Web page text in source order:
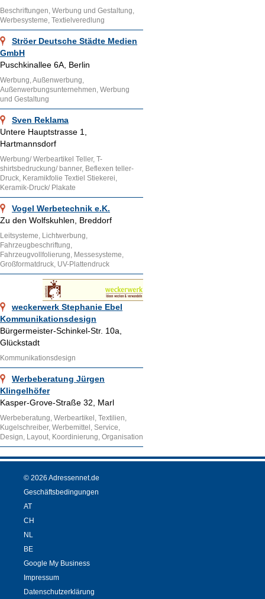
Beschriftungen, Werbung und Gestaltung,
Werbesysteme, Textielveredlung
Ströer Deutsche Städte Medien
GmbH
Puschkinallee 6A, Berlin
Werbung, Außenwerbung,
Außenwerbungsunternehmen, Werbung
und Gestaltung
Sven Reklama
Untere Hauptstrasse 1,
Hartmannsdorf
Werbung/ Werbeartikel Teller, T-
shirtsbedruckung/ banner, Beflexen teller-
Druck, Keramikfolie Textiel Stiekerei,
Keramik-Druck/ Plakate
Vogel Werbetechnik e.K.
Zu den Wolfskuhlen, Breddorf
Leitsysteme, Lichtwerbung,
Fahrzeugbeschriftung,
Fahrzeugvollfolierung, Messesysteme,
Großformatdruck, UV-Plattendruck
weckerwerk Stephanie Ebel
Kommunikationsdesign
Bürgermeister-Schinkel-Str. 10a,
Glückstadt
Kommunikationsdesign
Werbeberatung Jürgen
Klingelhöfer
Kasper-Grove-Straße 32, Marl
Werbeberatung, Werbeartikel, Textilien,
Kugelschreiber, Werbemittel, Service,
Design, Layout, Koordinierung, Organisation
© 2026 Adressennet.de
Geschäftsbedingungen
AT
CH
NL
BE
Google My Business
Impressum
Datenschutzerklärung